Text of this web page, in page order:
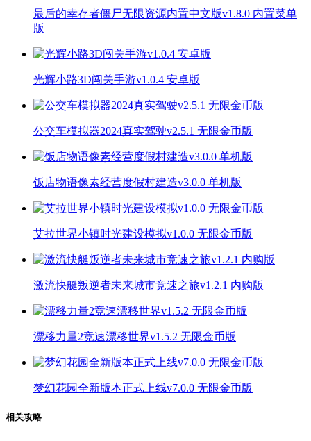
最后的幸存者僵尸无限资源内置中文版v1.8.0 内置菜单
版
光辉小路3D闯关手游v1.0.4 安卓版
公交车模拟器2024真实驾驶v2.5.1 无限金币版
饭店物语像素经营度假村建造v3.0.0 单机版
艾拉世界小镇时光建设模拟v1.0.0 无限金币版
激流快艇叛逆者未来城市竞速之旅v1.2.1 内购版
漂移力量2竞速漂移世界v1.5.2 无限金币版
梦幻花园全新版本正式上线v7.0.0 无限金币版
相关攻略